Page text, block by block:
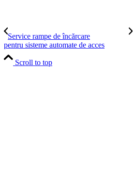
Service rampe de încărcare
pentru sisteme automate de acces
Scroll to top